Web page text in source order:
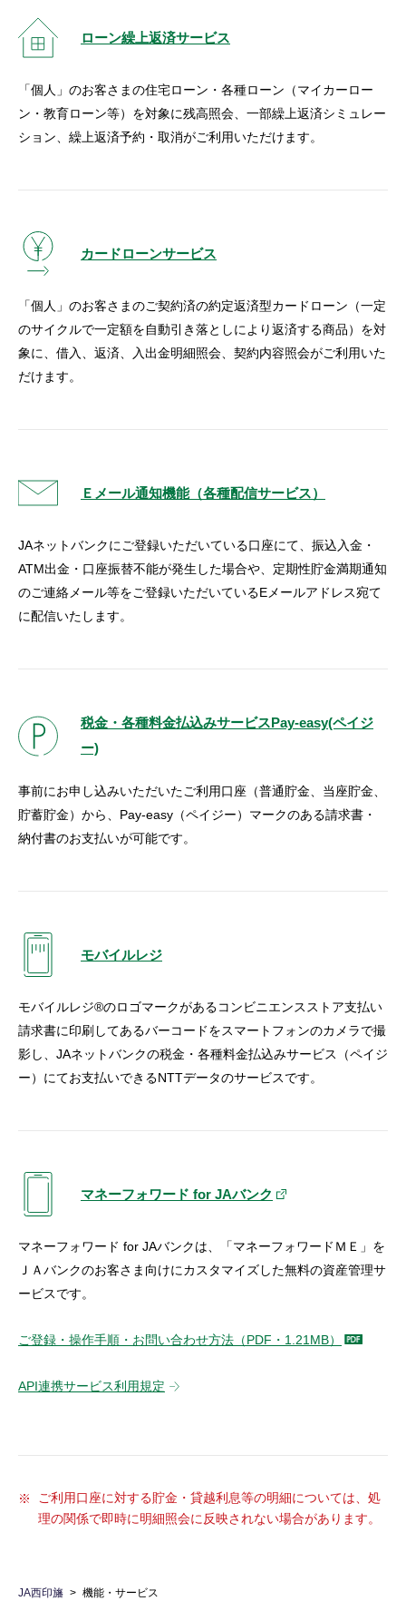
ローン繰上返済サービス
「個人」のお客さまの住宅ローン・各種ローン（マイカーロー
ン・教育ローン等）を対象に残高照会、一部繰上返済シミュレー
ション、繰上返済予約・取消がご利用いただけます。
カードローンサービス
「個人」のお客さまのご契約済の約定返済型カードローン（一定
のサイクルで一定額を自動引き落としにより返済する商品）を対
象に、借入、返済、入出金明細照会、契約内容照会がご利用いた
だけます。
Ｅメール通知機能（各種配信サービス）
JAネットバンクにご登録いただいている口座にて、振込入金・
ATM出金・口座振替不能が発生した場合や、定期性貯金満期通知
のご連絡メール等をご登録いただいているEメールアドレス宛て
に配信いたします。
税金・各種料金払込みサービスPay-easy(ペイジ
ー)
事前にお申し込みいただいたご利用口座（普通貯金、当座貯金、
貯蓄貯金）から、Pay-easy（ペイジー）マークのある請求書・
納付書のお支払いが可能です。
モバイルレジ
モバイルレジ®のロゴマークがあるコンビニエンスストア支払い
請求書に印刷してあるバーコードをスマートフォンのカメラで撮
影し、JAネットバンクの税金・各種料金払込みサービス（ペイジ
ー）にてお支払いできるNTTデータのサービスです。
マネーフォワード for JAバンク
マネーフォワード for JAバンクは、「マネーフォワードＭＥ」を
ＪＡバンクのお客さま向けにカスタマイズした無料の資産管理サ
ービスです。
ご登録・操作手順・お問い合わせ方法（PDF・1.21MB）
API連携サービス利用規定
ご利用口座に対する貯金・貸越利息等の明細については、処
理の関係で即時に明細照会に反映されない場合があります。
JA西印旛 機能・サービス